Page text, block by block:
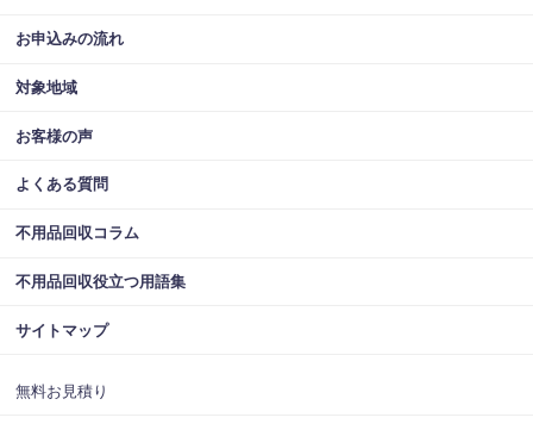
お申込みの流れ
対象地域
お客様の声
よくある質問
不用品回収コラム
不用品回収役立つ用語集
サイトマップ
無料お見積り